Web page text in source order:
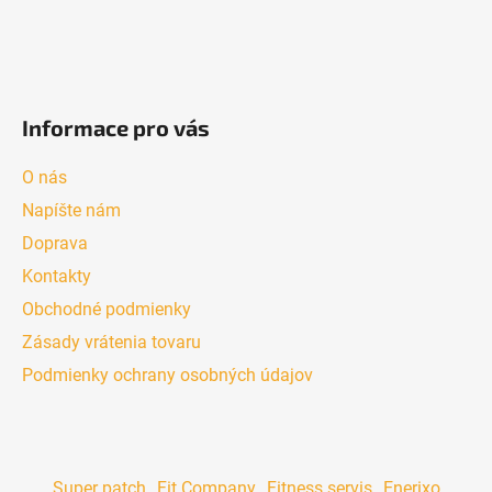
Informace pro vás
O nás
Napíšte nám
Doprava
Kontakty
Obchodné podmienky
Zásady vrátenia tovaru
Podmienky ochrany osobných údajov